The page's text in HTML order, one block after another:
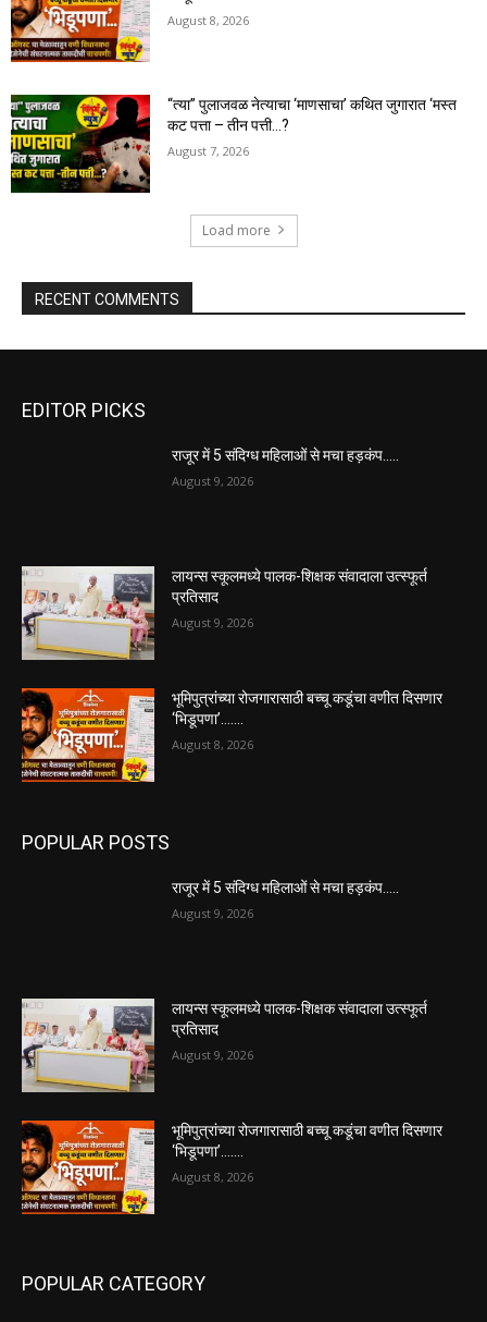
August 8, 2026
“त्या” पुलाजवळ नेत्याचा ‘माणसाचा’ कथित जुगारात ‘मस्त
कट पत्ता – तीन पत्ती…?
August 7, 2026
Load more
RECENT COMMENTS
EDITOR PICKS
राजूर में 5 संदिग्ध महिलाओं से मचा हड़कंप…..
August 9, 2026
लायन्स स्कूलमध्ये पालक-शिक्षक संवादाला उत्स्फूर्त
प्रतिसाद
August 9, 2026
भूमिपुत्रांच्या रोजगारासाठी बच्चू कडूंचा वणीत दिसणार
‘भिडूपणा’…….
August 8, 2026
POPULAR POSTS
राजूर में 5 संदिग्ध महिलाओं से मचा हड़कंप…..
August 9, 2026
लायन्स स्कूलमध्ये पालक-शिक्षक संवादाला उत्स्फूर्त
प्रतिसाद
August 9, 2026
भूमिपुत्रांच्या रोजगारासाठी बच्चू कडूंचा वणीत दिसणार
‘भिडूपणा’…….
August 8, 2026
POPULAR CATEGORY